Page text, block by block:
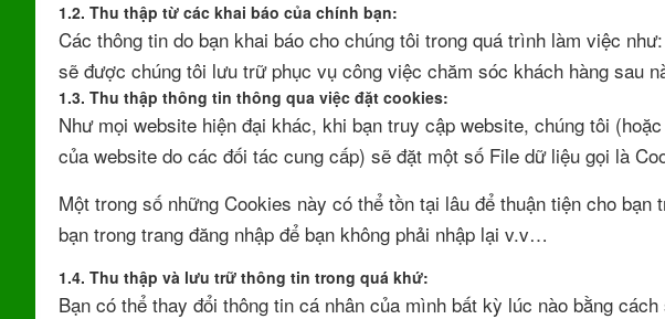
1.2. Thu thập từ các khai báo của chính bạn:
Các thông tin do bạn khai báo cho chúng tôi trong quá trình làm việc
sẽ được chúng tôi lưu trữ phục vụ công việc chăm sóc khách hàng sau
1.3. Thu thập thông tin thông qua việc đặt cookies:
Như mọi website hiện đại khác, khi bạn truy cập website, chúng tôi
của website do các đối tác cung cấp) sẽ đặt một số File dữ liệu gọi là
Một trong số những Cookies này có thể tồn tại lâu để thuận tiện cho
bạn trong trang đăng nhập để bạn không phải nhập lại v.v…
1.4. Thu thập và lưu trữ thông tin trong quá khứ:
Bạn có thể thay đổi thông tin cá nhân của mình bất kỳ lúc nào bằng